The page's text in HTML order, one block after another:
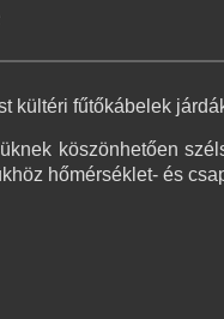
kültéri fűtőkábelek
köszönhetően
hőmérséklet- és